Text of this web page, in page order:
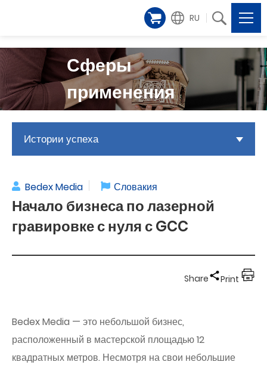
RU
Сферы
применения
Истории успеха
Bedex Media Словакия
Начало бизнеса по лазерной
гравировке с нуля с GCC
Share Print
Bedex Media — это небольшой бизнес,
расположенный в мастерской площадью 12
квадратных метров. Несмотря на свои небольшие